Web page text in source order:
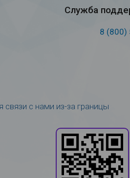
Служба
8 (800)
с нами из-за границы